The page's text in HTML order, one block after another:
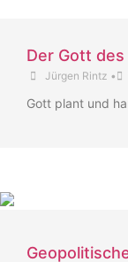
Der Gott
Jürgen Rintz •
Gott plant und